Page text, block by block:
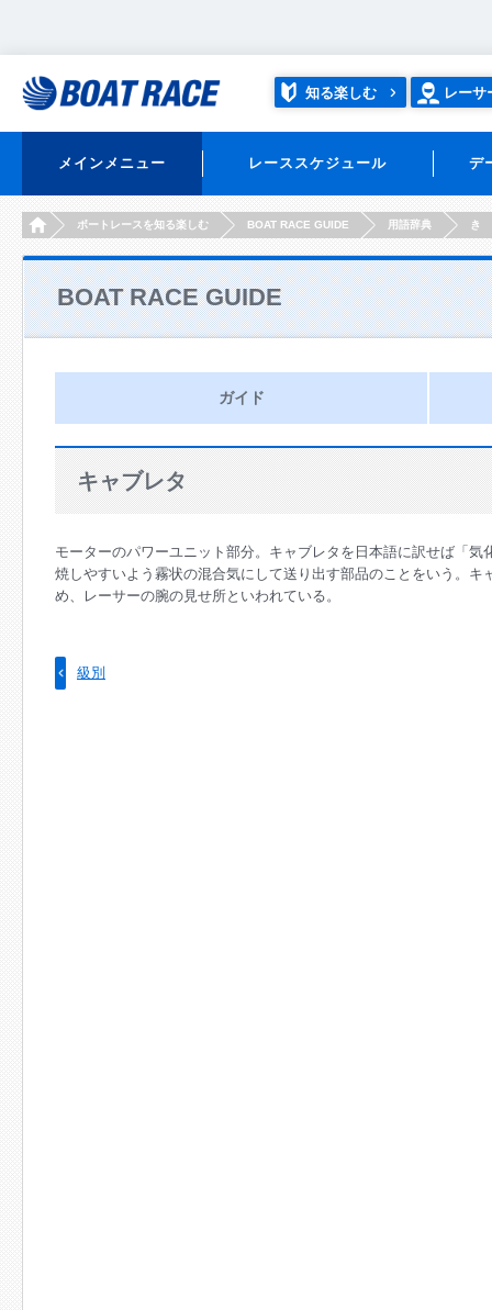
知る楽しむ レーサ
メインメニュー レーススケジュール デ
HOMEボートレースを知る楽しむ BOAT RACE GUIDE 用語辞典 き
BOAT RACE GUIDE
ガイド
キャブレタ
モーターのパワーユニット部分。キャブレタを日本語に訳せば「
焼しやすいよう霧状の混合気にして送り出す部品のことをいう。
め、レーサーの腕の見せ所といわれている。
級別